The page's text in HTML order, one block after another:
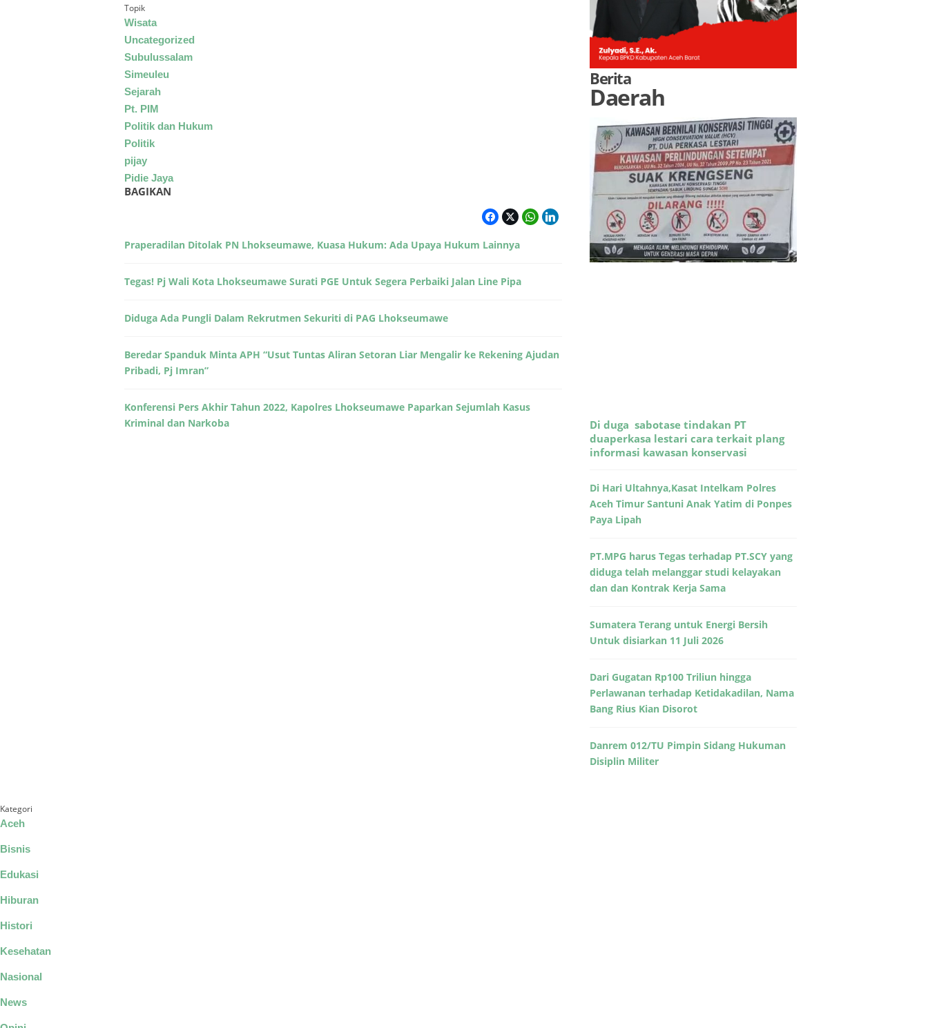
Topik
Wisata
Uncategorized
Subulussalam
Simeuleu
Sejarah
Pt. PIM
Politik dan Hukum
Politik
pijay
Pidie Jaya
BAGIKAN
Praperadilan Ditolak PN Lhokseumawe, Kuasa Hukum: Ada Upaya Hukum Lainnya
Tegas! Pj Wali Kota Lhokseumawe Surati PGE Untuk Segera Perbaiki Jalan Line Pipa
Diduga Ada Pungli Dalam Rekrutmen Sekuriti di PAG Lhokseumawe
Beredar Spanduk Minta APH “Usut Tuntas Aliran Setoran Liar Mengalir ke Rekening Ajudan
Pribadi, Pj Imran”
Konferensi Pers Akhir Tahun 2022, Kapolres Lhokseumawe Paparkan Sejumlah Kasus
Kriminal dan Narkoba
Berita
Daerah
Di duga sabotase tindakan PT
duaperkasa lestari cara terkait plang
informasi kawasan konservasi
Di Hari Ultahnya,Kasat Intelkam Polres
Aceh Timur Santuni Anak Yatim di Ponpes
Paya Lipah
PT.MPG harus Tegas terhadap PT.SCY yang
diduga telah melanggar studi kelayakan
dan dan Kontrak Kerja Sama
Sumatera Terang untuk Energi Bersih
Untuk disiarkan 11 Juli 2026
Dari Gugatan Rp100 Triliun hingga
Perlawanan terhadap Ketidakadilan, Nama
Bang Rius Kian Disorot
Danrem 012/TU Pimpin Sidang Hukuman
Disiplin Militer
Kategori
Aceh
Bisnis
Edukasi
Hiburan
Histori
Kesehatan
Nasional
News